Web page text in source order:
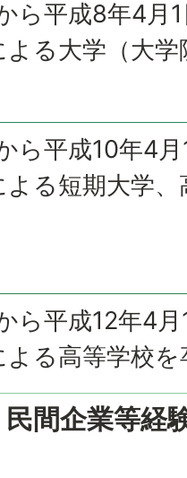
ら平成8年4月
る大学（大
ら平成10年4
る短期大学
ら平成12年4
る高等学校
間企業等経